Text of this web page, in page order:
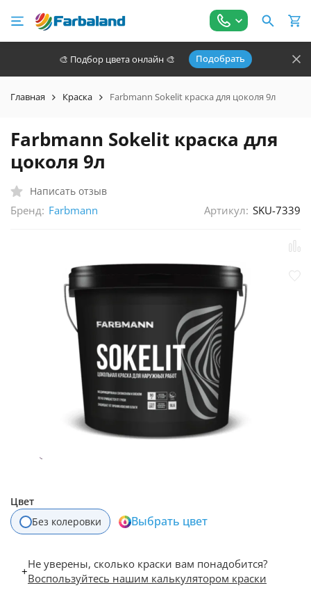
🎨 Подбор цвета онлайн 🎨 Подобрать
Главная Краска Farbmann Sokelit краска для цоколя 9л
Farbmann Sokelit краска для
цоколя 9л
Написать отзыв
Бренд: Farbmann Артикул: SKU-7339
Цвет
Без колеровки
Выбрать цвет
+Не уверены, сколько краски вам понадобится?
Воспользуйтесь нашим калькулятором краски